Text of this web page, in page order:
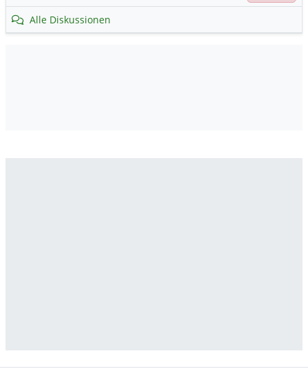
Alle Diskussionen